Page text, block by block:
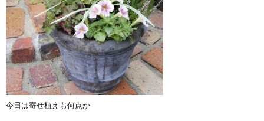
今日は寄せ植えも何点か